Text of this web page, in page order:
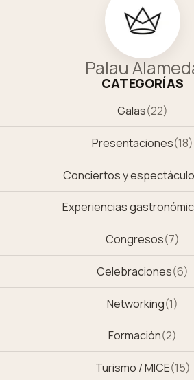
Palau
CATEGORÍAS
Galas(22)
Presentaciones(18)
Conciertos y
Experiencias
Congresos(7)
Celebraciones(6)
Networking(1)
Formación(2)
Turismo / MICE(15)